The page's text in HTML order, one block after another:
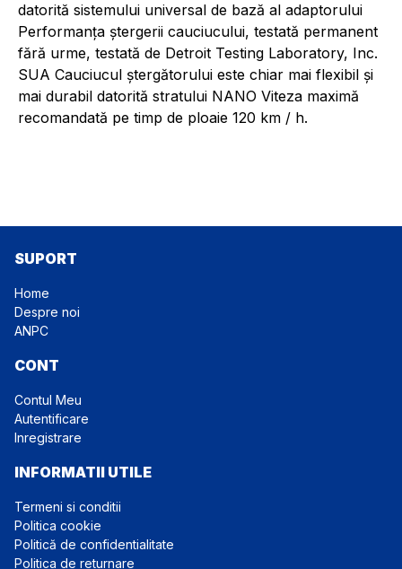
datorită sistemului universal de bază al adaptorului
Performanța ștergerii cauciucului, testată permanent
fără urme, testată de Detroit Testing Laboratory, Inc.
SUA Cauciucul ștergătorului este chiar mai flexibil și
mai durabil datorită stratului NANO Viteza maximă
recomandată pe timp de ploaie 120 km / h.
SUPORT
Home
Despre noi
ANPC
CONT
Contul Meu
Autentificare
Inregistrare
INFORMATII UTILE
Termeni si conditii
Politica cookie
Politică de confidentialitate
Politica de returnare